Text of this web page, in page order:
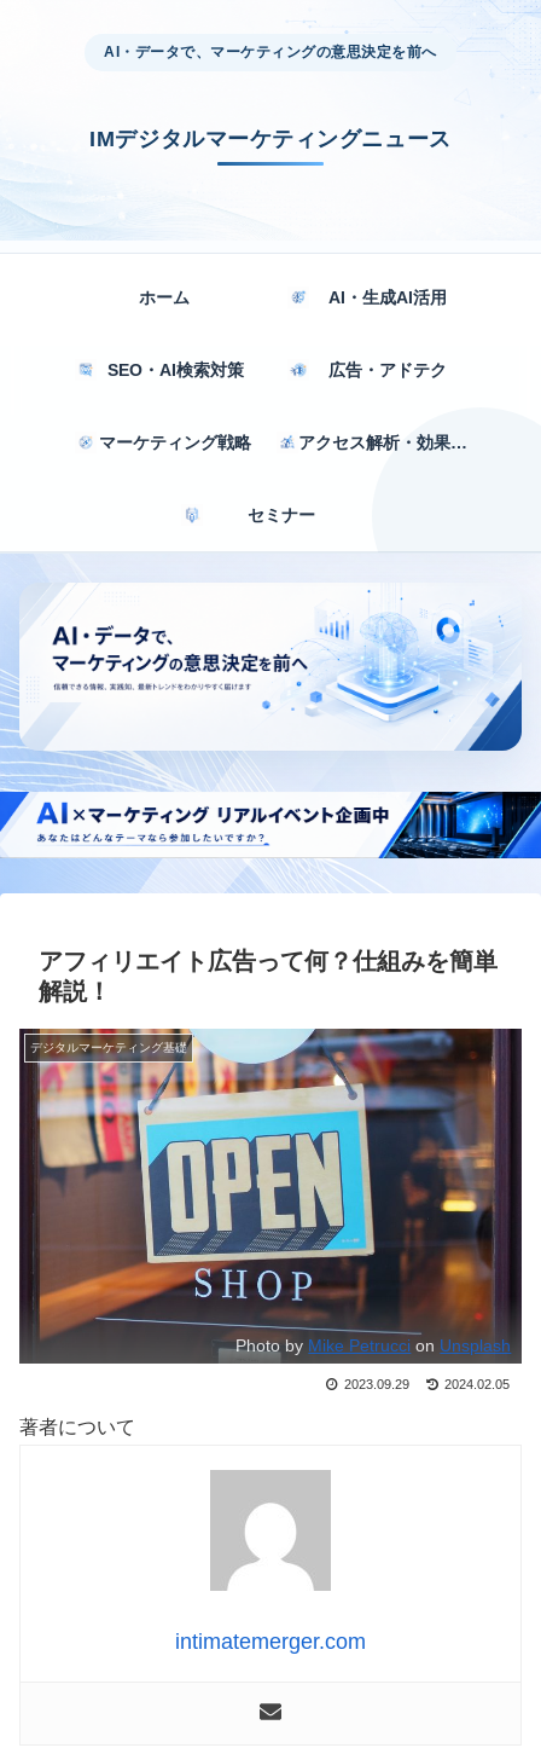
AI・データで、マーケティングの意思決定を前へ
IMデジタルマーケティングニュース
ホーム AI・生成AI活用
SEO・AI検索対策 広告・アドテク
マーケティング戦略 アクセス解析・効果測定
セミナー
アフィリエイト広告って何？仕組みを簡単
解説！
デジタルマーケティング基礎
Photo by Mike Petrucci on Unsplash
2023.09.29 2024.02.05
著者について
intimatemerger.com